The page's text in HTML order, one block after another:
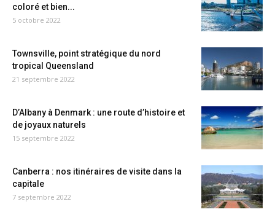
coloré et bien...
5 octobre 2022
Townsville, point stratégique du nord
tropical Queensland
21 septembre 2022
D’Albany à Denmark : une route d’histoire et
de joyaux naturels
15 septembre 2022
Canberra : nos itinéraires de visite dans la
capitale
7 septembre 2022